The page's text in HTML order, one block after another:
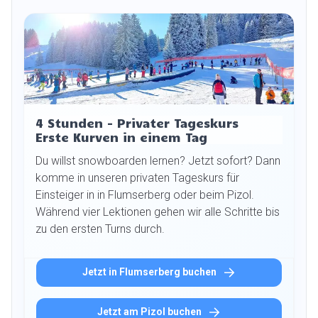
4 Stunden - Privater Tageskurs
Erste Kurven in einem Tag
Du willst snowboarden lernen? Jetzt sofort? Dann
komme in unseren privaten Tageskurs für
Einsteiger in in Flumserberg oder beim Pizol.
Während vier Lektionen gehen wir alle Schritte bis
zu den ersten Turns durch.
Jetzt in Flumserberg buchen
Jetzt am Pizol buchen